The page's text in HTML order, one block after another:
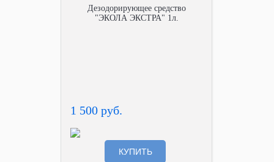
Дезодорирующее средство
"ЭКОЛА ЭКСТРА" 1л.
1 500 руб.
КУПИТЬ